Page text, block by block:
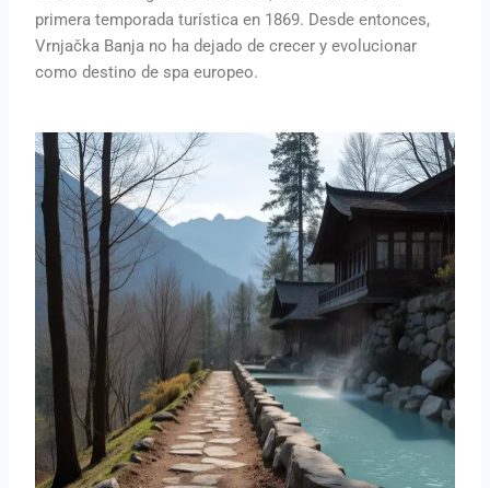
primera temporada turística en 1869. Desde entonces,
Vrnjačka Banja no ha dejado de crecer y evolucionar
como destino de spa europeo.